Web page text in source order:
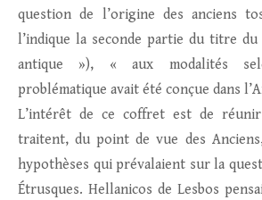
question de l’origine des anciens
l’indique la seconde partie du titre
antique »), « aux modalités
problématique avait été conçue dans
L’intérêt de ce coffret est de
traitent, du point de vue des
hypothèses qui prévalaient sur la
Étrusques. Hellanicos de Lesbos